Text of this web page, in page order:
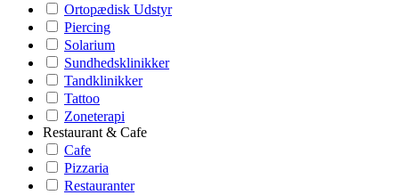
Ortopædisk Udstyr
Piercing
Solarium
Sundhedsklinikker
Tandklinikker
Tattoo
Zoneterapi
Restaurant & Cafe
Cafe
Pizzaria
Restauranter